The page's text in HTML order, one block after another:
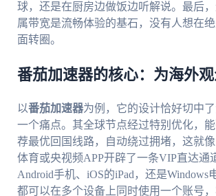
球，还是在厨房边做饭边听解说。最后
属带宽是流畅体验的基石，没有人想在
面转圈。
番茄加速器的核心：为海外
以番茄加速器为例，它的设计恰好切中
一个痛点。其全球节点经过特别优化，
荐最优回国线路，自动绕过拥堵，这就
体育或央视频APP开辟了一条VIP直达通
Android手机、iOS的iPad，还是Windows
都可以在多个设备上同时使用一个账号